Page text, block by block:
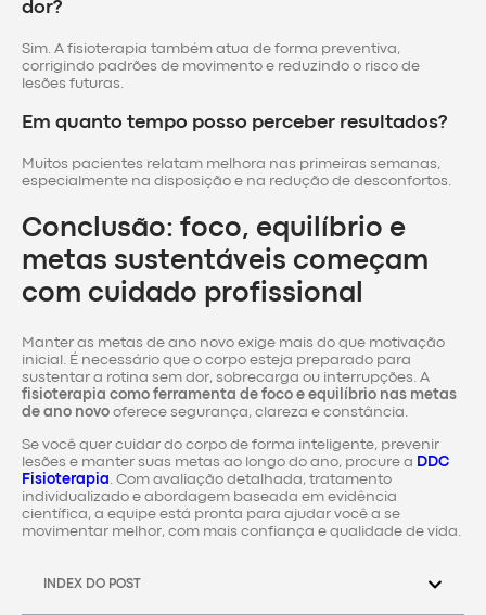
dor?
Sim. A fisioterapia também atua de forma preventiva,
corrigindo padrões de movimento e reduzindo o risco de
lesões futuras.
Em quanto tempo posso perceber resultados?
Muitos pacientes relatam melhora nas primeiras semanas,
especialmente na disposição e na redução de desconfortos.
Conclusão: foco, equilíbrio e
metas sustentáveis começam
com cuidado profissional
Manter as metas de ano novo exige mais do que motivação
inicial. É necessário que o corpo esteja preparado para
sustentar a rotina sem dor, sobrecarga ou interrupções. A
fisioterapia como ferramenta de foco e equilíbrio nas metas
de ano novo oferece segurança, clareza e constância.
Se você quer cuidar do corpo de forma inteligente, prevenir
lesões e manter suas metas ao longo do ano, procure a DDC
Fisioterapia . Com avaliação detalhada, tratamento
individualizado e abordagem baseada em evidência
científica, a equipe está pronta para ajudar você a se
movimentar melhor, com mais confiança e qualidade de vida.
INDEX DO POST